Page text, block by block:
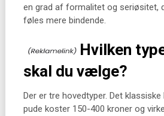
en grad af formalitet og seriøsitet,
føles mere bindende.
Hvilken
skal du vælge?
Der er tre hovedtyper. Det
pude koster 150-400 kroner og